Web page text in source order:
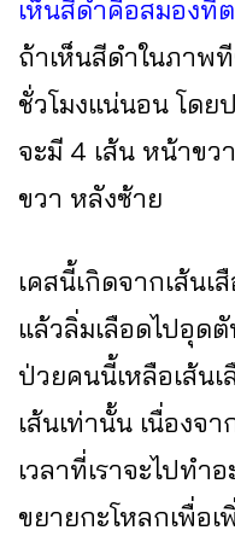
เห็นสีดำคือสมองที่
ถ้าเห็นสีดำในภาพ
ชั่วโมงแน่นอน โดย
จะมี 4 เส้น หน้าข
ขวา หลังซ้าย
เคสนี้เกิดจากเส้น
แล้วลิ่มเลือดไปอุด
ป่วยคนนี้เหลือเส้นเ
เส้นเท่านั้น เนื่องจ
เวลาที่เราจะไปทำ
ขยายกะโหลกเพื่อ